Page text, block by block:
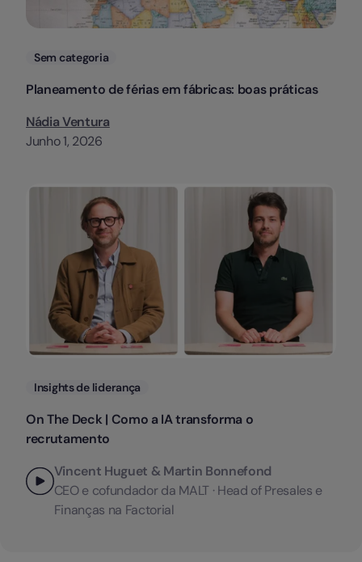
Categorias
Sem categoria
Planeamento de férias em fábricas: boas práticas
Nádia Ventura
Junho 1, 2026
Categorias
Insights de liderança
On The Deck | Como a IA transforma o
recrutamento
Vincent Huguet & Martin Bonnefond
CEO e cofundador da MALT · Head of Presales e
Finanças na Factorial